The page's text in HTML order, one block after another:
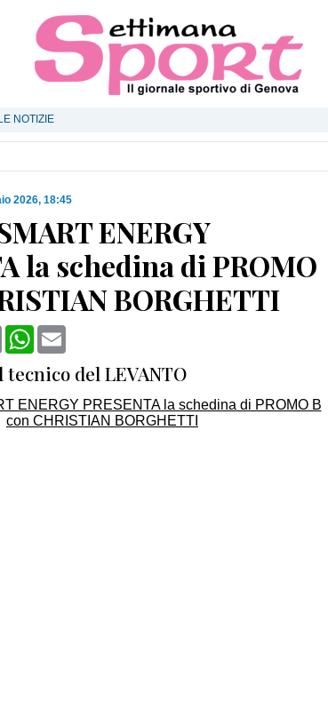
NOTIZIE
2026, 18:45
ENERGY
la schedina di PROMO
BORGHETTI
Print WhatsApp
del LEVANTO